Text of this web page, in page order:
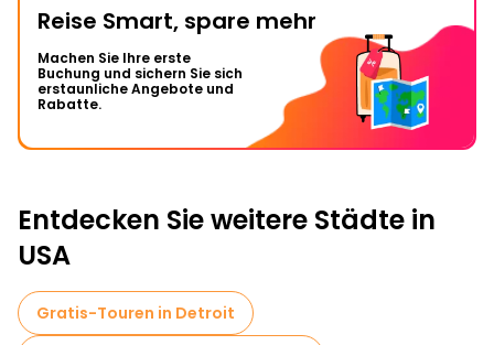
Reise Smart, spare mehr
Machen Sie Ihre erste
Buchung und sichern Sie sich
erstaunliche Angebote und
Rabatte.
Entdecken Sie weitere Städte in
USA
Gratis-Touren in Detroit